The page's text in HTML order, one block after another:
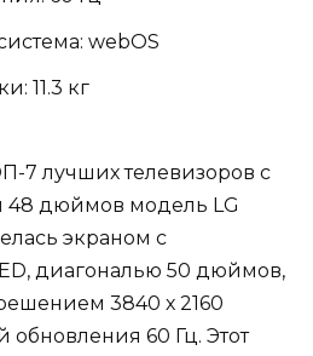
webOS
11.3 кг
7 лучших телевизоров с
48 дюймов модель LG
экраном с
диагональю 50 дюймов,
3840 х 2160
обновления 60 Гц. Этот